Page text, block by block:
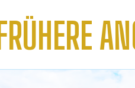
FRÜHERE